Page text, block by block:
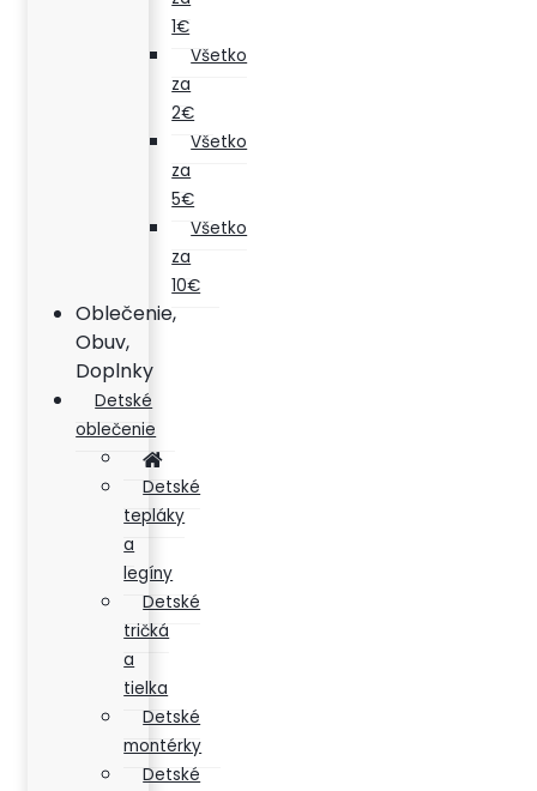
1€
Všetko
za
2€
Všetko
za
5€
Všetko
za
10€
Oblečenie,
Obuv,
Doplnky
Detské
oblečenie
Detské
tepláky
a
legíny
Detské
tričká
a
tielka
Detské
montérky
Detské